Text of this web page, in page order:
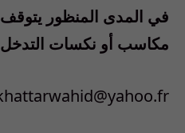
في المدى المنظور
مكاسب أو نكسات